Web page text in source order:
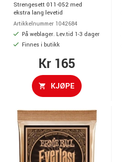
Strengesett 011-052 med
ekstra lang levetid
Artikkelnummer 1042684
På weblager. Lev.tid 1-3 dager
Finnes i butikk
Kr 165
KJØPE